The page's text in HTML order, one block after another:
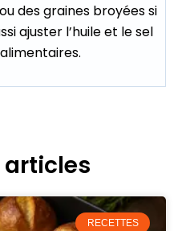
des graines broyées si
ajuster l’huile et le sel
articles
RECETTES